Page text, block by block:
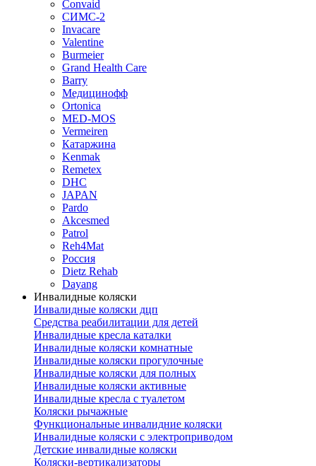
Convaid
СИМС-2
Invacare
Valentine
Burmeier
Grand Health Care
Barry
Медицинофф
Ortonica
MED-MOS
Vermeiren
Катаржина
Kenmak
Remetex
DHC
JAPAN
Pardo
Akcesmed
Patrol
Reh4Mat
Россия
Dietz Rehab
Dayang
Инвалидные коляски
Инвалидные коляски дцп
Средства реабилитации для детей
Инвалидные кресла каталки
Инвалидные коляски комнатные
Инвалидные коляски прогулочные
Инвалидные коляски для полных
Инвалидные коляски активные
Инвалидные кресла с туалетом
Коляски рычажные
Функциональные инвалидние коляски
Инвалидные коляски с электроприводом
Детские инвалидные коляски
Коляски-вертикализаторы